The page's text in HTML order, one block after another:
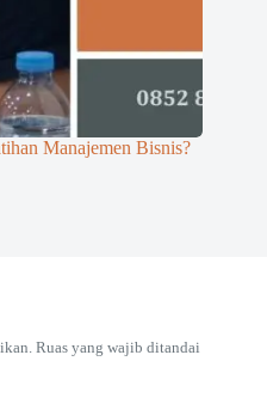
Manajemen Bisnis?
Ruas yang wajib ditandai